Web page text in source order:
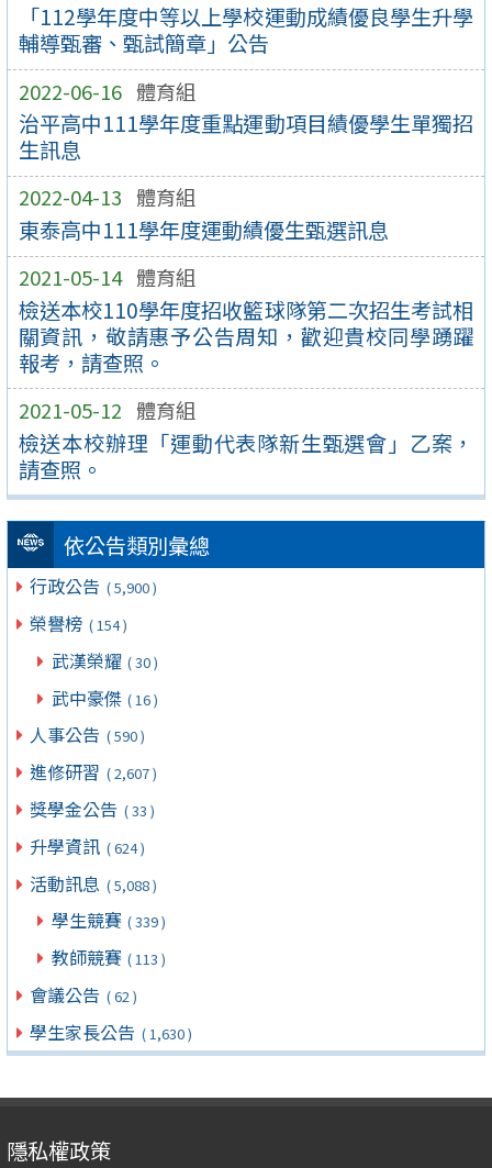
「112學年度中等以上學校運動成績優良學生升學
輔導甄審、甄試簡章」公告
2022-06-16 體育組
治平高中111學年度重點運動項目績優學生單獨招
生訊息
2022-04-13 體育組
東泰高中111學年度運動績優生甄選訊息
2021-05-14 體育組
檢送本校110學年度招收籃球隊第二次招生考試相
關資訊，敬請惠予公告周知，歡迎貴校同學踴躍
報考，請查照。
2021-05-12 體育組
檢送本校辦理「運動代表隊新生甄選會」乙案，
請查照。
依公告類別彙總
行政公告 ( 5,900 )
榮譽榜 ( 154 )
武漢榮耀 ( 30 )
武中豪傑 ( 16 )
人事公告 ( 590 )
進修研習 ( 2,607 )
獎學金公告 ( 33 )
升學資訊 ( 624 )
活動訊息 ( 5,088 )
學生競賽 ( 339 )
教師競賽 ( 113 )
會議公告 ( 62 )
學生家長公告 ( 1,630 )
隱私權政策